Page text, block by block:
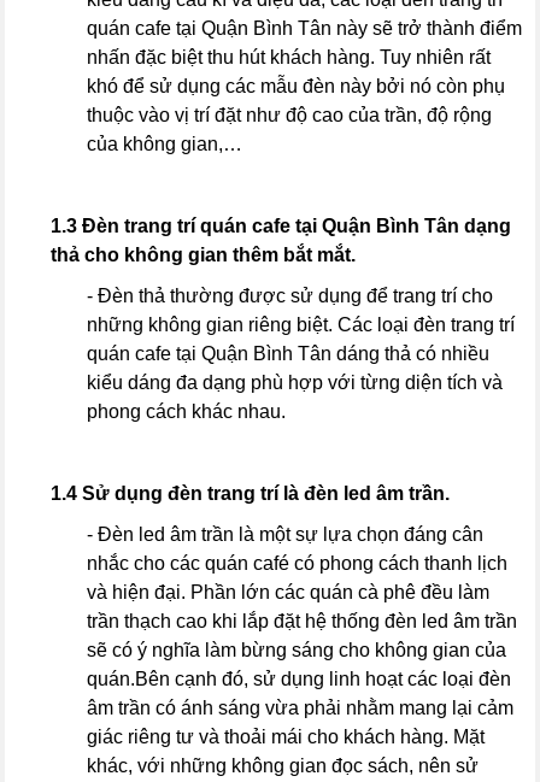
quán cafe tại Quận Bình Tân này sẽ trở thành điểm
nhấn đặc biệt thu hút khách hàng. Tuy nhiên rất
khó để sử dụng các mẫu đèn này bởi nó còn phụ
thuộc vào vị trí đặt như độ cao của trần, độ rộng
của không gian,…
1.3 Đèn trang trí quán cafe tại Quận Bình Tân dạng
thả cho không gian thêm bắt mắt.
- Đèn thả thường được sử dụng để trang trí cho
những không gian riêng biệt. Các loại đèn trang trí
quán cafe tại Quận Bình Tân dáng thả có nhiều
kiểu dáng đa dạng phù hợp với từng diện tích và
phong cách khác nhau.
1.4 Sử dụng đèn trang trí là đèn led âm trần.
- Đèn led âm trần là một sự lựa chọn đáng cân
nhắc cho các quán café có phong cách thanh lịch
và hiện đại. Phần lớn các quán cà phê đều làm
trần thạch cao khi lắp đặt hệ thống đèn led âm trần
sẽ có ý nghĩa làm bừng sáng cho không gian của
quán.Bên cạnh đó, sử dụng linh hoạt các loại đèn
âm trần có ánh sáng vừa phải nhằm mang lại cảm
giác riêng tư và thoải mái cho khách hàng. Mặt
khác, với những không gian đọc sách, nên sử